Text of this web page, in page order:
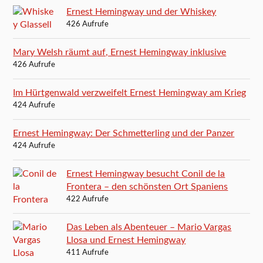
Ernest Hemingway und der Whiskey
426 Aufrufe
Mary Welsh räumt auf, Ernest Hemingway inklusive
426 Aufrufe
Im Hürtgenwald verzweifelt Ernest Hemingway am Krieg
424 Aufrufe
Ernest Hemingway: Der Schmetterling und der Panzer
424 Aufrufe
Ernest Hemingway besucht Conil de la
Frontera – den schönsten Ort Spaniens
422 Aufrufe
Das Leben als Abenteuer – Mario Vargas
Llosa und Ernest Hemingway
411 Aufrufe